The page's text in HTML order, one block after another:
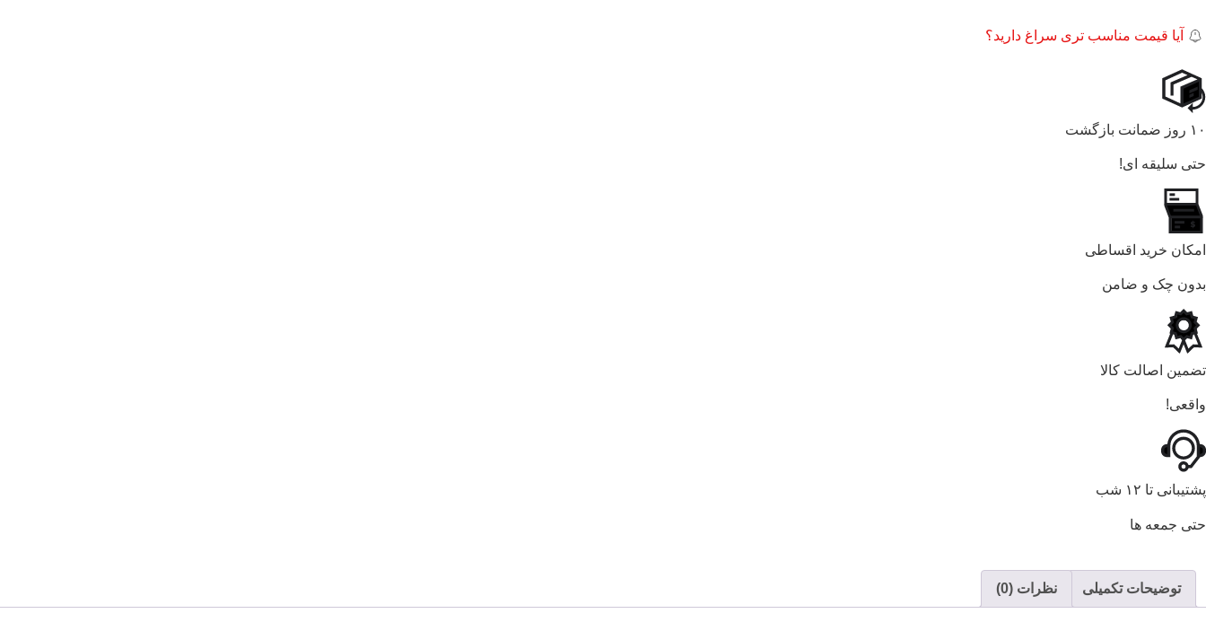
آیا قیمت مناسب تری سراغ دارید؟
۱۰ روز ضمانت بازگشت
حتی سلیقه ای!
امکان خرید اقساطی
بدون چک و ضامن
تضمین اصالت کالا
واقعی!
پشتیبانی تا ۱۲ شب
حتی جمعه ها
توضیحات تکمیلی نظرات (0)